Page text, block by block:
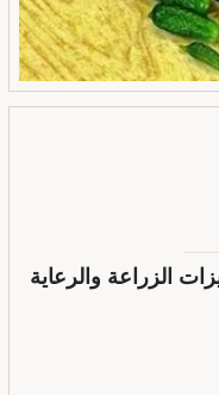
الزراعة والرعاية